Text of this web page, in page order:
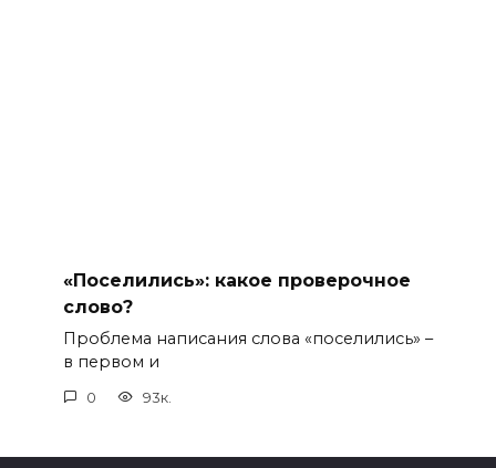
«Поселились»: какое проверочное
слово?
Проблема написания слова «поселились» –
в первом и
0 93к.